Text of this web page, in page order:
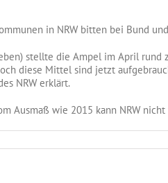
in NRW bitten bei Bund
stellte die Ampel im April rund
diese Mittel sind jetzt
NRW erklärt.
Ausmaß wie 2015 kann NRW